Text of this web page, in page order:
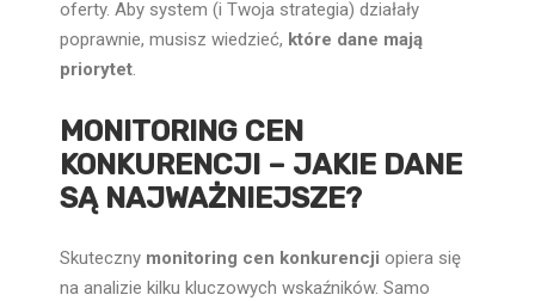
oferty. Aby system (i Twoja strategia) działały
poprawnie, musisz wiedzieć, które dane mają
priorytet.
MONITORING CEN
KONKURENCJI – JAKIE DANE
SĄ NAJWAŻNIEJSZE?
Skuteczny monitoring cen konkurencji opiera się
na analizie kilku kluczowych wskaźników. Samo